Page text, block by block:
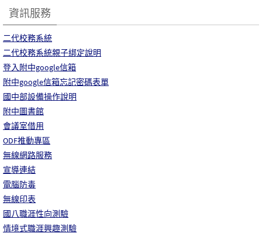
資訊服務
二代校務系統
二代校務系統親子綁定說明
登入附中google信箱
附中google信箱忘記密碼表單
國中部設備操作說明
附中圖書館
會議室借用
ODF推動專區
無線網路服務
宣導連結
電腦防毒
無線印表
國八職涯性向測驗
情境式職涯興趣測驗